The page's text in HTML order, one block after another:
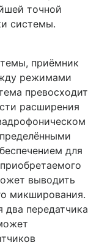
точной
системы.
приёмник
режимами
превосходит
расширения
для
выводить
микширования.
два передатчика